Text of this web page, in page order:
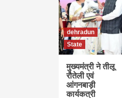
dehradun
State
मुख्यमंत्री ने तीलू
रौतेली एवं
आंगनबाड़ी
कार्यकत्री